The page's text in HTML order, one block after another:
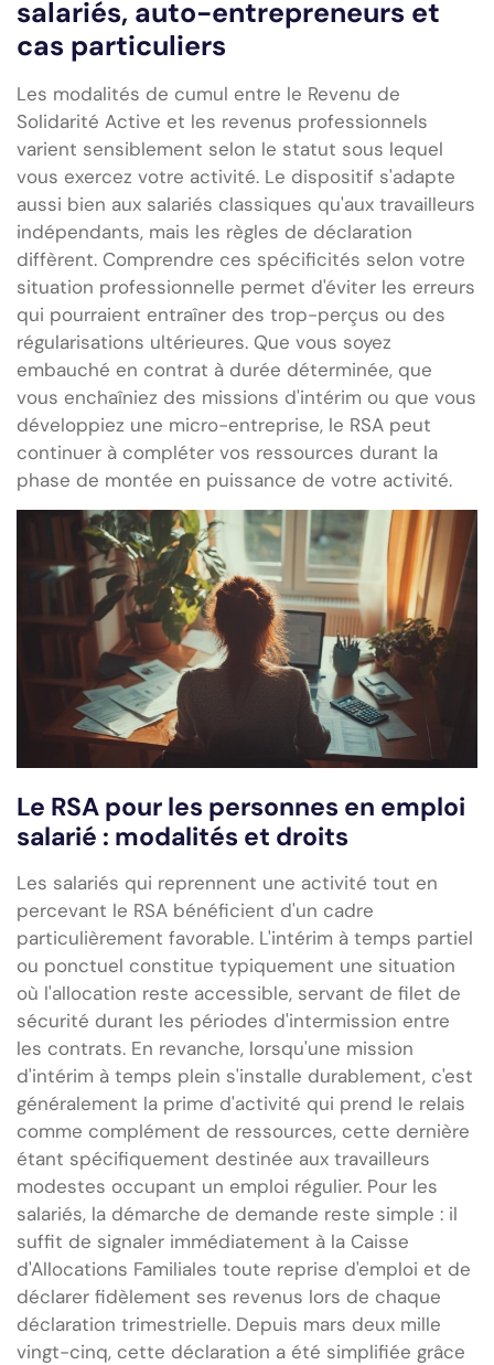
salariés, auto-entrepreneurs et
cas particuliers
Les modalités de cumul entre le Revenu de
Solidarité Active et les revenus professionnels
varient sensiblement selon le statut sous lequel
vous exercez votre activité. Le dispositif s'adapte
aussi bien aux salariés classiques qu'aux travailleurs
indépendants, mais les règles de déclaration
diffèrent. Comprendre ces spécificités selon votre
situation professionnelle permet d'éviter les erreurs
qui pourraient entraîner des trop-perçus ou des
régularisations ultérieures. Que vous soyez
embauché en contrat à durée déterminée, que
vous enchaîniez des missions d'intérim ou que vous
développiez une micro-entreprise, le RSA peut
continuer à compléter vos ressources durant la
phase de montée en puissance de votre activité.
Le RSA pour les personnes en emploi
salarié : modalités et droits
Les salariés qui reprennent une activité tout en
percevant le RSA bénéficient d'un cadre
particulièrement favorable. L'intérim à temps partiel
ou ponctuel constitue typiquement une situation
où l'allocation reste accessible, servant de filet de
sécurité durant les périodes d'intermission entre
les contrats. En revanche, lorsqu'une mission
d'intérim à temps plein s'installe durablement, c'est
généralement la prime d'activité qui prend le relais
comme complément de ressources, cette dernière
étant spécifiquement destinée aux travailleurs
modestes occupant un emploi régulier. Pour les
salariés, la démarche de demande reste simple : il
suffit de signaler immédiatement à la Caisse
d'Allocations Familiales toute reprise d'emploi et de
déclarer fidèlement ses revenus lors de chaque
déclaration trimestrielle. Depuis mars deux mille
vingt-cinq, cette déclaration a été simplifiée grâce